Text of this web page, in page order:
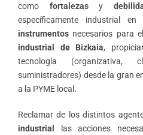
como fortalezasy
específicamente industrial
instrumentos necesarios para
industrial de Bizkaia,
tecnología
suministradores) desde la gran
a la PYME local.
Reclamar de los distintos
industrial las acciones